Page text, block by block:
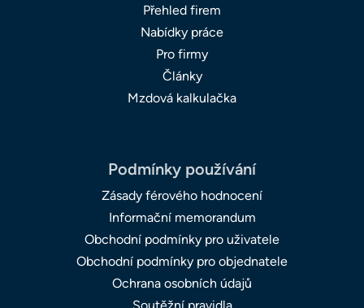
Přehled firem
Nabídky práce
Pro firmy
Články
Mzdová kalkulačka
Podmínky používání
Zásady férového hodnocení
Informační memorandum
Obchodní podmínky pro uživatele
Obchodní podmínky pro objednatele
Ochrana osobních údajů